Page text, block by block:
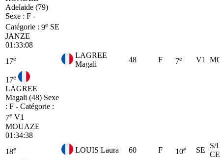
Adelaide (79)
Sexe : F -
Catégorie : 9e SE
JANZE
01:33:08
17e
LAGREE
Magali
48 F 7e V1
17e
LAGREE
Magali (48) Sexe
: F - Catégorie :
7e V1
MOUAZE
01:34:38
18e LOUIS Laura 60 F 10e SE
S/